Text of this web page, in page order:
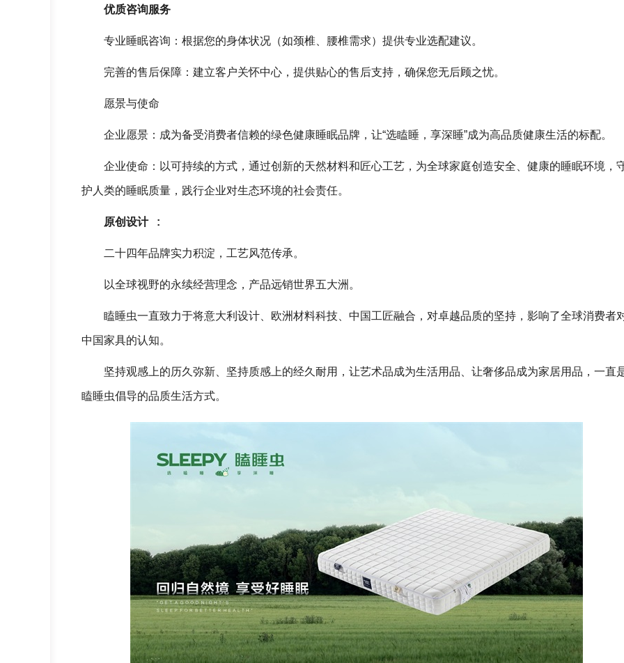
优质咨询服务
专业睡眠咨询：根据您的身体状况（如颈椎、腰椎需求）提供专业选配建议。
完善的售后保障：建立客户关怀中心，提供贴心的售后支持，确保您无后顾之忧。
愿景与使命
企业愿景：成为备受消费者信赖的绿色健康睡眠品牌，让“选瞌睡，享深睡”成为高品质健康生活的标配。
企业使命：以可持续的方式，通过创新的天然材料和匠心工艺，为全球家庭创造安全、健康的睡眠环境，
护人类的睡眠质量，践行企业对生态环境的社会责任。
原创设计 :
二十四年品牌实力积淀，工艺风范传承。
以全球视野的永续经营理念，产品远销世界五大洲。
瞌睡虫一直致力于将意大利设计、欧洲材料科技、中国工匠融合，对卓越品质的坚持，影响了全球消费者
中国家具的认知。
坚持观感上的历久弥新、坚持质感上的经久耐用，让艺术品成为生活用品、让奢侈品成为家居用品，一直
瞌睡虫倡导的品质生活方式。